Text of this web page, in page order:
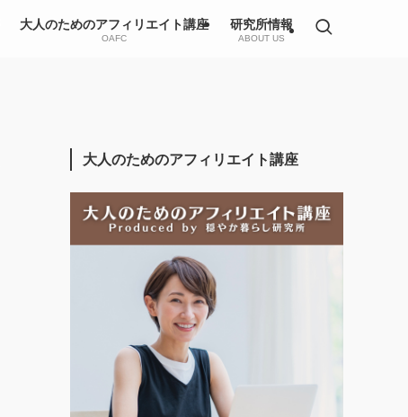
大人のためのアフィリエイト講座
OAFC
研究所情報
ABOUT US
大人のためのアフィリエイト講座